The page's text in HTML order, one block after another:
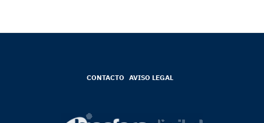
CONTACTO AVISO LEGAL